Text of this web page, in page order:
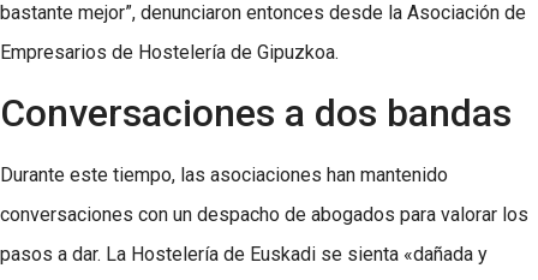
bastante mejor”, denunciaron entonces desde la Asociación de
Empresarios de Hostelería de Gipuzkoa.
Conversaciones a dos bandas
Durante este tiempo, las asociaciones han mantenido
conversaciones con un despacho de abogados para valorar los
pasos a dar. La Hostelería de Euskadi se sienta «dañada y